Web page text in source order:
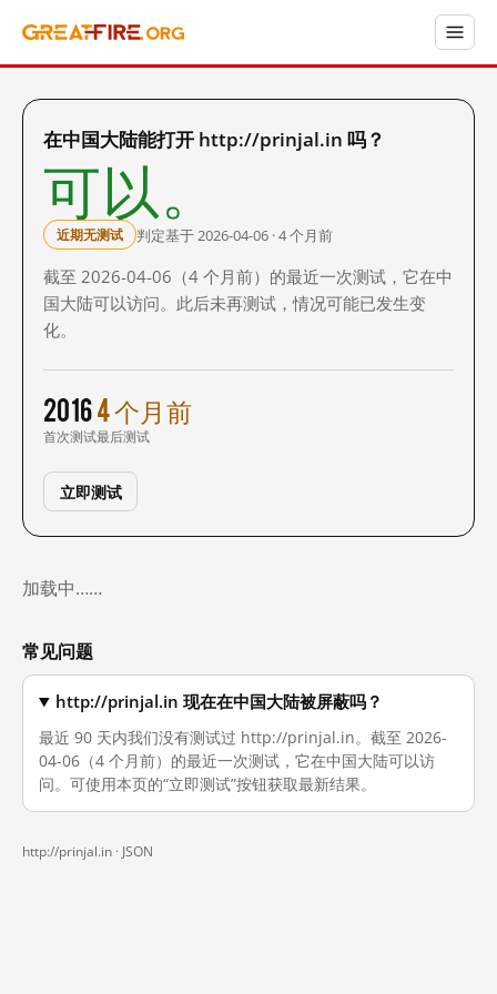
在中国大陆能打开 http://prinjal.in 吗？
可以。
近期无测试 判定基于 2026-04-06 · 4 个月前
截至 2026-04-06（4 个月前）的最近一次测试，它在中
国大陆可以访问。此后未再测试，情况可能已发生变
化。
2016
首次测试
4 个月前
最后测试
立即测试
加载中……
常见问题
http://prinjal.in 现在在中国大陆被屏蔽吗？
最近 90 天内我们没有测试过 http://prinjal.in。截至 2026-
04-06（4 个月前）的最近一次测试，它在中国大陆可以访
问。可使用本页的“立即测试”按钮获取最新结果。
http://prinjal.in · JSON